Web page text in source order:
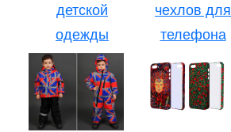
детской
одежды
чехлов для
телефона